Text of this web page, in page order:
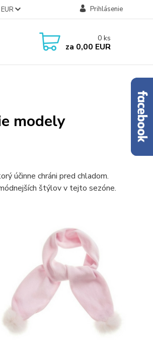
EUR Prihlásenie
0 ks
za 0,00 EUR
modely
účinne chráni pred chladom.
štýlov v tejto sezóne.